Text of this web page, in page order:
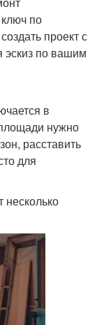
по
проект с
по вашим
в
нужно
расставить
для
несколько